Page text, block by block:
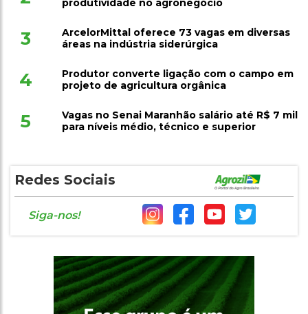
produtividade no agronegócio
3
ArcelorMittal oferece 73 vagas em diversas
áreas na indústria siderúrgica
4
Produtor converte ligação com o campo em
projeto de agricultura orgânica
5
Vagas no Senai Maranhão salário até R$ 7 mil
para níveis médio, técnico e superior
Redes Sociais
Siga-nos!